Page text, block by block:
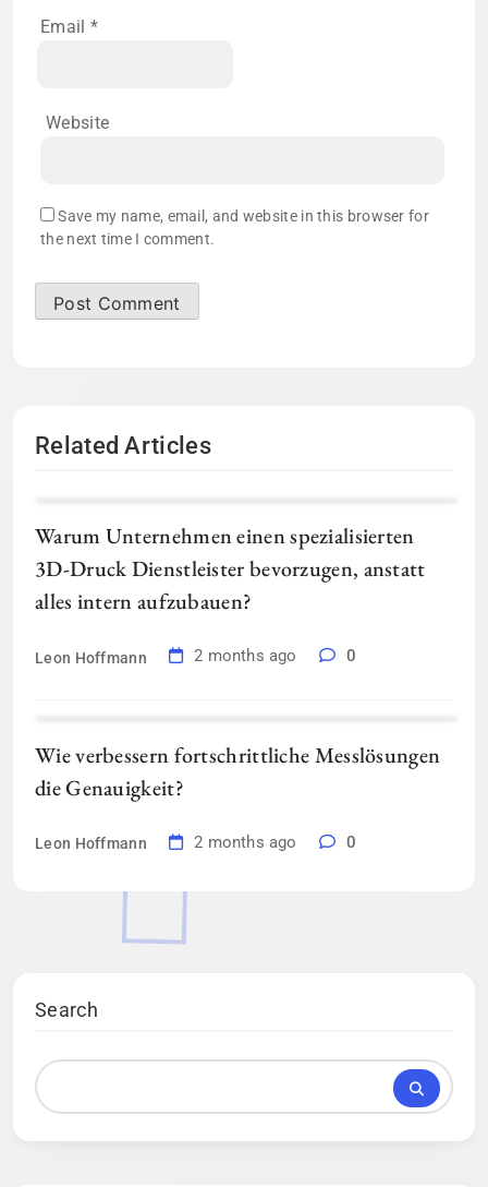
Email *
Website
Save my name, email, and website in this browser for
the next time I comment.
Related Articles
Warum Unternehmen einen spezialisierten
3D-Druck Dienstleister bevorzugen, anstatt
alles intern aufzubauen?
Leon Hoffmann 2 months ago 0
Wie verbessern fortschrittliche Messlösungen
die Genauigkeit?
Leon Hoffmann 2 months ago 0
Search